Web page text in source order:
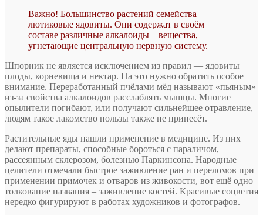
Важно! Большинство растений семейства
лютиковые ядовиты. Они содержат в своём
составе различные алкалоиды – вещества,
угнетающие центральную нервную систему.
Шпорник не является исключением из правил — ядовиты
плоды, корневища и нектар. На это нужно обратить особое
внимание. Переработанный пчёлами мёд называют «пьяным»
из-за свойства алкалоидов расслаблять мышцы. Многие
опылители погибают, или получают сильнейшее отравление,
людям такое лакомство пользы также не принесёт.
Растительные яды нашли применение в медицине. Из них
делают препараты, способные бороться с параличом,
рассеянным склерозом, болезнью Паркинсона. Народные
целители отмечали быстрое заживление ран и переломов при
применении примочек и отваров из живокости, вот ещё одно
толкование названия – заживление костей. Красивые соцветия
нередко фигурируют в работах художников и фотографов.